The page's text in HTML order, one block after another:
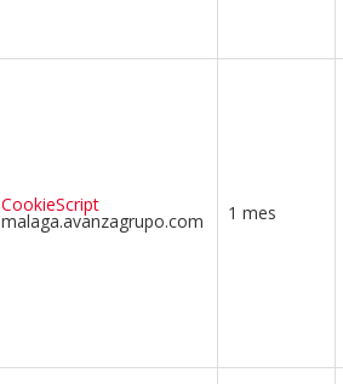
CookieScript
malaga.avanzagrupo.com 1 mes